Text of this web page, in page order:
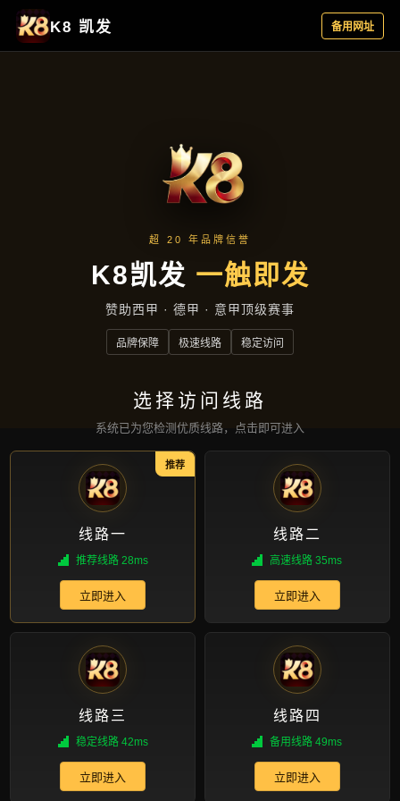
解读凯发娱乐网址
首页 解读凯发娱乐网址